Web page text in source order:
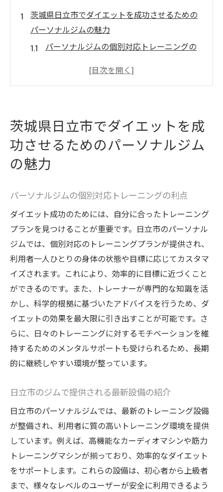
茨城県日立市でダイエットを成功させるための
パーソナルジムの魅力
パーソナルジムの個別対応トレーニングの
日立市のジムで提供される最新設備の紹介
効率的なダイエットを実現するためのカス
タマイズプラン
日立市でのジム選びで気をつけるべきポイ
ント
コミュニティとともに健康的なライフスタ
パーソナルジムでのダイエット計画がもたらす
健康的な変化
ダイエットがもたらす体脂肪率の変化
メンタルヘルスへのポジティブな影響
健康的な食事指導とダイエットの効果
継続的な運動習慣の重要性
体力向上と日常生活への好影響
健康的な体重管理のための長期的アプロー
チ
日立市のパーソナルジムで理想の体型を手に入
れる秘訣
パーソナルトレーナーがもたらすモチベー
日立市のパーソナルジムでのユニークなト
レーニング方法
定期的な進捗チェックとフィードバック
茨城県日立市でダイエットを成
功させるためのパーソナルジム
の魅力
パーソナルジムの個別対応トレーニングの利点
ダイエット成功のためには、自分に合ったトレーニング
プランを見つけることが重要です。日立市のパーソナル
ジムでは、個別対応のトレーニングプランが提供され、
利用者一人ひとりの身体の状態や目標に応じてカスタマ
イズされます。これにより、効率的に目標に近づくこと
ができるのです。また、トレーナーが専門的な知識を活
かし、科学的根拠に基づいたアドバイスを行うため、ダ
イエットの効果を最大限に引き出すことが可能です。さ
らに、日々のトレーニングに対するモチベーションを維
持するためのメンタルサポートも受けられるため、長期
的に継続しやすい環境が整っています。
日立市のジムで提供される最新設備の紹介
日立市のパーソナルジムでは、最新のトレーニング設備
が整備され、利用者に質の高いトレーニング環境を提供
しています。例えば、高機能なカーディオマシンや筋力
トレーニングマシンが揃っており、効率的なダイエット
をサポートします。これらの設備は、初心者から上級者
まで、様々なレベルのユーザーが安全に利用できるよう